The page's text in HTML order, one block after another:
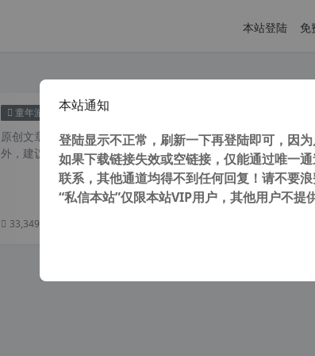
本站登陆 免
童年游戏 让手机也能玩红警2游戏ExaGear Strategies v3模拟器
原创文章，转载请注明： 转载自cnorg.12hp.de 注意：由于网
外，建议避开晚上的访问高峰期...
33,349 次浏览
本站通知
登陆显示不正常，刷新一下再登陆即可，因为
如果下载链接失效或空链接，仅能通过唯一
联系，其他通道均得不到任何回复！请不要
“私信本站”仅限本站VIP用户，其他用户不提